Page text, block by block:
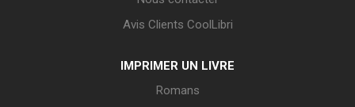
Avis Clients CoolLibri
IMPRIMER UN LIVRE
Romans